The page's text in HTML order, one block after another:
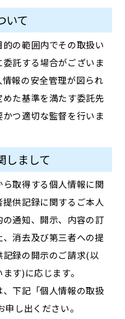
いて
の範囲内でその取扱い
託する場合がございま
報の安全管理が図られ
た基準を満たす委託先
つ適切な監督を行いま
しまして
取得する個人情報に関
供記録に関するご本人
通知、開示、内容の訂
消去及び第三者への提
録の開示のご請求(以
す)に応じます。
下記「個人情報の取扱
し出ください。